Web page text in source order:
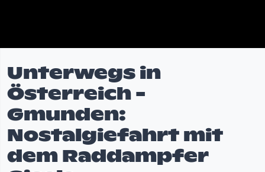
Unterwegs in
Österreich -
Gmunden:
Nostalgiefahrt mit
dem Raddampfer